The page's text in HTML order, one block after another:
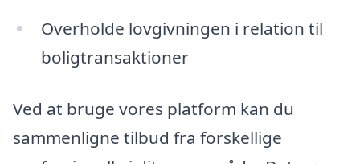
Overholde lovgivningen i relation til
boligtransaktioner
Ved at bruge vores platform kan du
sammenligne tilbud fra forskellige